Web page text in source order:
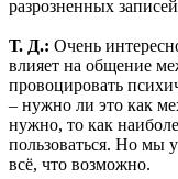
разрозненных
Т. Д.: Очень
влияет на общение
провоцировать
– нужно ли это как
нужно, то как
пользоваться. Но мы
всё, что возможно.